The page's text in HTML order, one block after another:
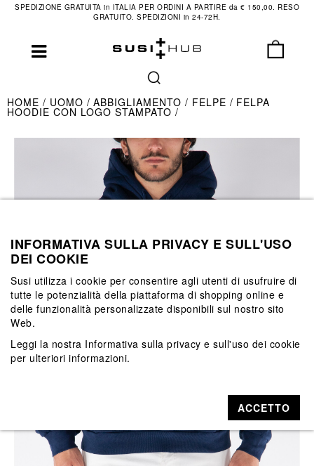
SPEDIZIONE GRATUITA in ITALIA PER ORDINI A PARTIRE da € 150,00. RESO
GRATUITO. SPEDIZIONI in 24-72H.
HOME UOMO ABBIGLIAMENTO FELPE FELPA
HOODIE CON LOGO STAMPATO
INFORMATIVA SULLA PRIVACY E SULL'USO
DEI COOKIE
Susi utilizza i cookie per consentire agli utenti di usufruire di
tutte le potenzialità della piattaforma di shopping online e
delle funzionalità personalizzate disponibili sul nostro sito
Web.
Leggi la nostra Informativa sulla privacy e sull'uso dei cookie
per ulteriori informazioni.
ACCETTO